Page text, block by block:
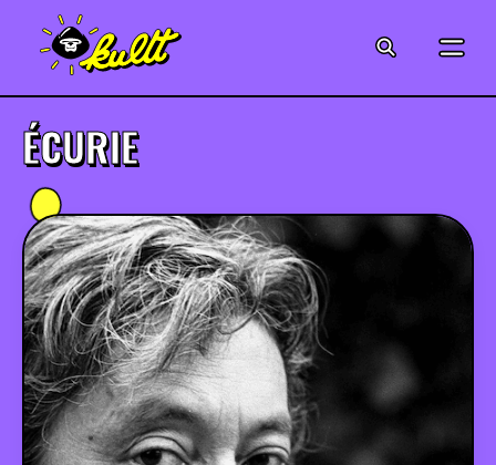
MUSIQUE
CRÉATION
ART
JEUX-VIDÉO
ÉCURIE